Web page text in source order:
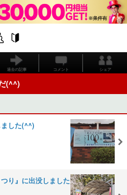
過去の記事 コメント シェア
(^^)
ました(^^)
り』に出没しました